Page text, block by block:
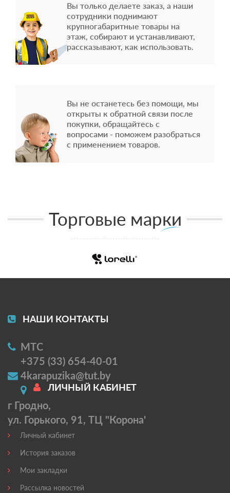
Вы только делаете заказ, а наши
сотрудники поднимают
крупногабаритные товары на
этаж, собирают и устанавливают,
рассказывают, как использовать.
Вы не останетесь без помощи, мы
открыты к обратной связи после
покупки, обращайтесь с
вопросами - поможем разобраться
с применением товаров.
Торговые марки
НАШИ КОНТАКТЫ
МТС
+375 (33) 654-40-01
4karapuzika@tut.by
г Гродно,
ул. Горького, 91, ТЦ "Корона'
ЛИЧНЫЙ КАБИНЕТ
Личный кабинет
История заказов
Мои закладки
Рассылка новостей